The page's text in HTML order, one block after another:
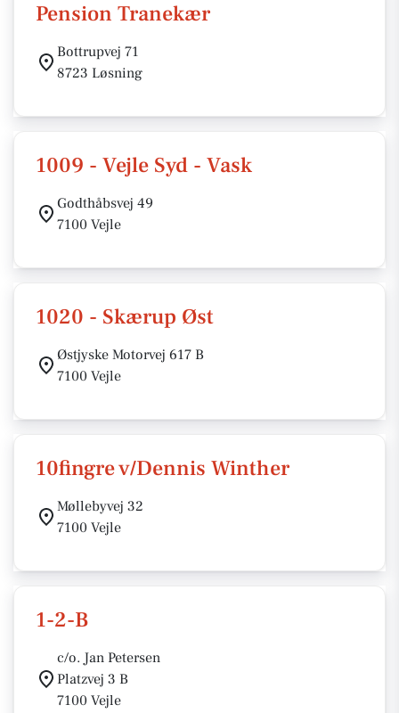
Pension Tranekær
Bottrupvej 71
8723 Løsning
1009 - Vejle Syd - Vask
Godthåbsvej 49
7100 Vejle
1020 - Skærup Øst
Østjyske Motorvej 617 B
7100 Vejle
10fingre v/Dennis Winther
Møllebyvej 32
7100 Vejle
1-2-B
c/o. Jan Petersen
Platzvej 3 B
7100 Vejle